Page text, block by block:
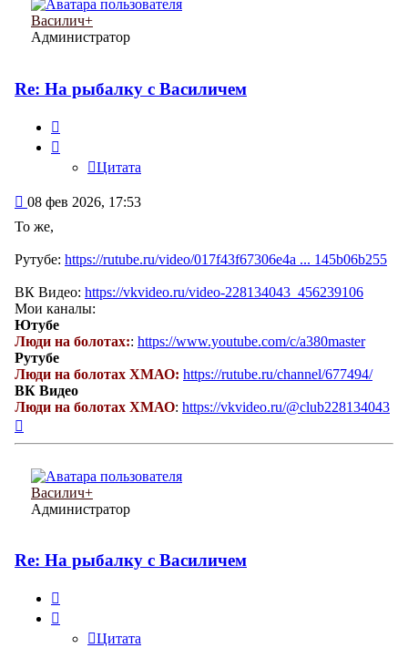
Василич+
Администратор
Re: На рыбалку с Василичем
Цитата
Сообщение
08 фев 2026, 17:53
То же,
Рутубе: https://rutube.ru/video/017f43f67306e4a ... 145b06b255
ВК Видео: https://vkvideo.ru/video-228134043_456239106
Мои каналы:
Ютубе
Люди на болотах:: https://www.youtube.com/c/a380master
Рутубе
Люди на болотах ХМАО: https://rutube.ru/channel/677494/
ВК Видео
Люди на болотах ХМАО: https://vkvideo.ru/@club228134043
Василич+
Администратор
Re: На рыбалку с Василичем
Цитата